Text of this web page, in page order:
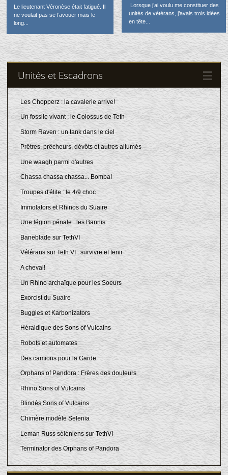
Le lieutenant Véronèse était fatigué. Il
ne voulait pas se l’avouer mais le
long...
Lorsque j’ai voulu me constituer des
unités de vétérans, j’avais trois idées
en tête...
Unités et Escadrons
Les Chopperz : la cavalerie arrive!
Un fossile vivant : le Colossus de Teth
Storm Raven : un tank dans le ciel
Prêtres, prêcheurs, dévôts et autres allumés
Une waagh parmi d'autres
Chassa chassa chassa... Bomba!
Troupes d'élite : le 4/9 choc
Immolators et Rhinos du Suaire
Une légion pénale : les Bannis.
Baneblade sur TethVI
Vétérans sur Teth VI : survivre et tenir
A cheval!
Un Rhino archaïque pour les Soeurs
Exorcist du Suaire
Buggies et Karbonizators
Héraldique des Sons of Vulcains
Robots et automates
Des camions pour la Garde
Orphans of Pandora : Frères des douleurs
Rhino Sons of Vulcains
Blindés Sons of Vulcains
Chimère modèle Selenia
Leman Russ séléniens sur TethVI
Terminator des Orphans of Pandora